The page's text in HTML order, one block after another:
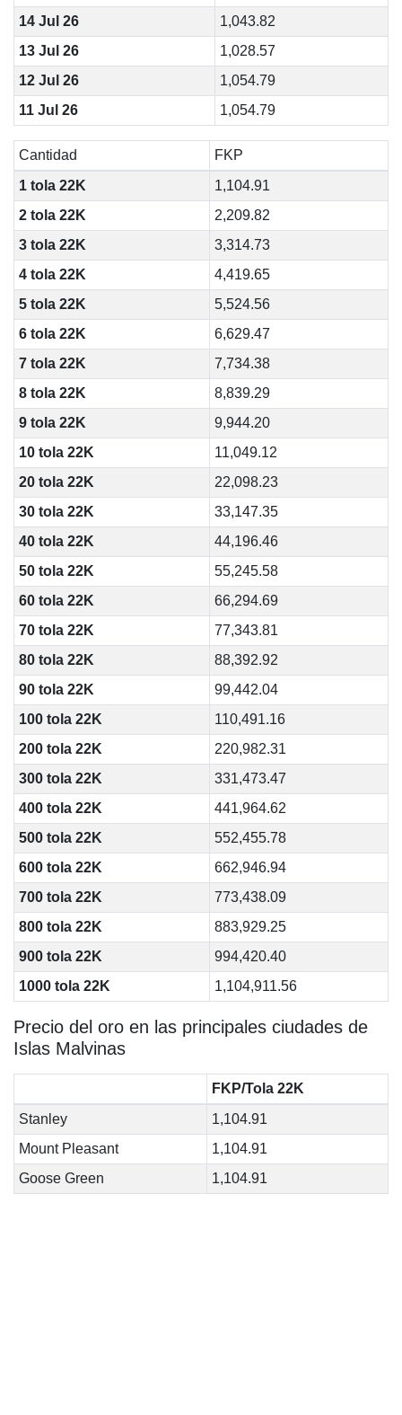
14 Jul 26
1,043.82
13 Jul 26
1,028.57
12 Jul 26
1,054.79
11 Jul 26
1,054.79
Cantidad
FKP
1 tola 22K
1,104.91
2 tola 22K
2,209.82
3 tola 22K
3,314.73
4 tola 22K
4,419.65
5 tola 22K
5,524.56
6 tola 22K
6,629.47
7 tola 22K
7,734.38
8 tola 22K
8,839.29
9 tola 22K
9,944.20
10 tola 22K
11,049.12
20 tola 22K
22,098.23
30 tola 22K
33,147.35
40 tola 22K
44,196.46
50 tola 22K
55,245.58
60 tola 22K
66,294.69
70 tola 22K
77,343.81
80 tola 22K
88,392.92
90 tola 22K
99,442.04
100 tola 22K
110,491.16
200 tola 22K
220,982.31
300 tola 22K
331,473.47
400 tola 22K
441,964.62
500 tola 22K
552,455.78
600 tola 22K
662,946.94
700 tola 22K
773,438.09
800 tola 22K
883,929.25
900 tola 22K
994,420.40
1000 tola 22K
1,104,911.56
Precio del oro en las principales ciudades de
Islas Malvinas
FKP/Tola 22K
Stanley
1,104.91
Mount Pleasant
1,104.91
Goose Green
1,104.91